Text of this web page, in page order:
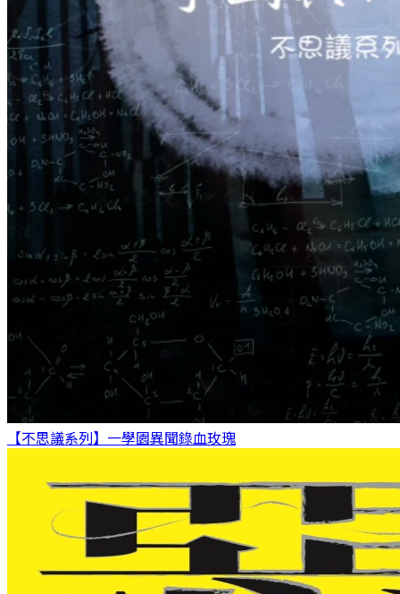
【不思議系列】一學園異聞錄血玫瑰